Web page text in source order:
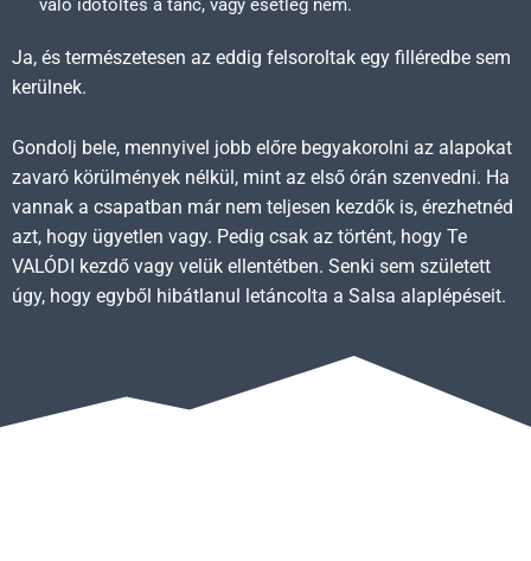
való időtöltés a tánc, vagy esetleg nem.
Ja, és természetesen az eddig felsoroltak egy filléredbe sem
kerülnek.
Gondolj bele, mennyivel jobb előre begyakorolni az alapokat
zavaró körülmények nélkül, mint az első órán szenvedni. Ha
vannak a csapatban már nem teljesen kezdők is, érezhetnéd
azt, hogy ügyetlen vagy. Pedig csak az történt, hogy Te
VALÓDI kezdő vagy velük ellentétben. Senki sem született
úgy, hogy egyből hibátlanul letáncolta a Salsa alaplépéseit.